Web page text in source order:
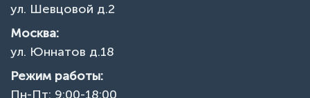
ул. Шевцовой д.2
Москва:
ул. Юннатов д.18
Режим работы:
Пн-Пт: 9:00-18:00